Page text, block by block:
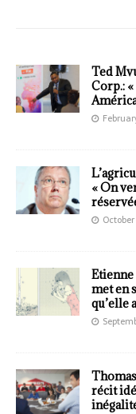
Ted
Corp.:
« On
October
met en
qu’elle
récit